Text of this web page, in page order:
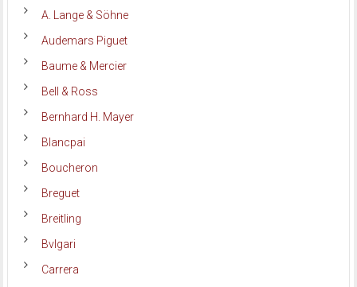
A. Lange & Söhne
Audemars Piguet
Baume & Mercier
Bell & Ross
Bernhard H. Mayer
Blancpai
Boucheron
Breguet
Breitling
Bvlgari
Carrera